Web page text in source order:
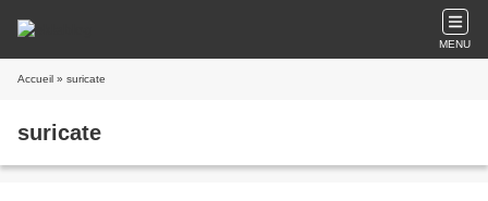
MENU
Accueil » suricate
suricate